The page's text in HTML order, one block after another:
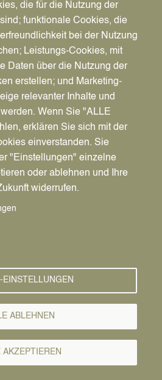
die für die Nutzung der
funktionale Cookies, die
bei der Nutzung
Leistungs-Cookies, mit
Daten über die Nutzung der
erstellen; und Marketing-
relevanter Inhalte und
Wenn Sie "ALLE
erklären Sie sich mit der
einverstanden. Sie
"Einstellungen" einzelne
oder ablehnen und Ihre
widerrufen.
EINSTELLUNGEN
ABLEHNEN
AKZEPTIEREN